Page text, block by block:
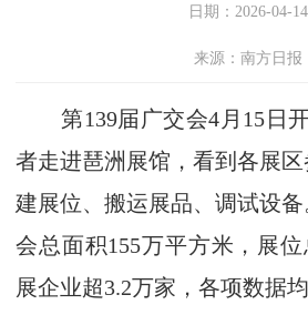
日期：2026-04-14
来源：南方日报
第139届广交会4月15日开
者走进琶洲展馆，看到各展
建展位、搬运展品、调试设
会总面积155万平方米，展
展企业超3.2万家，各项数据